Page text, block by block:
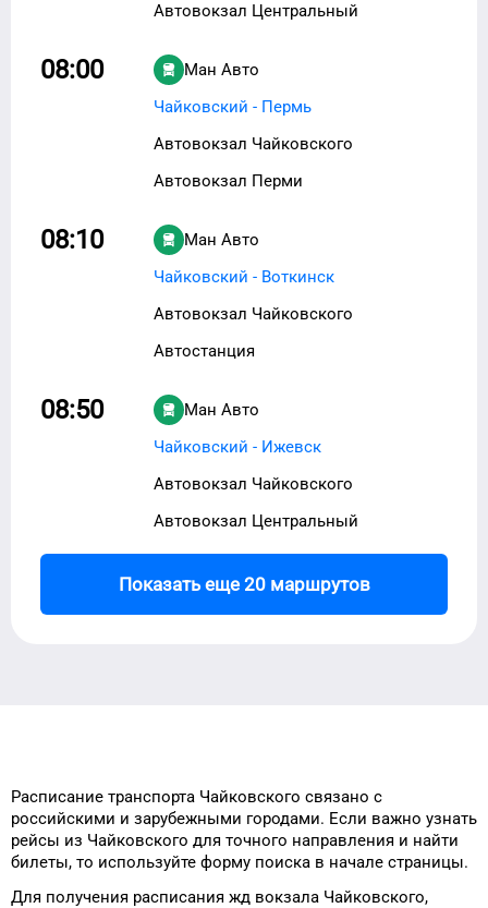
Автовокзал Центральный
08:00
Ман Авто
Чайковский - Пермь
Автовокзал Чайковского
Автовокзал Перми
08:10
Ман Авто
Чайковский - Воткинск
Автовокзал Чайковского
Автостанция
08:50
Ман Авто
Чайковский - Ижевск
Автовокзал Чайковского
Автовокзал Центральный
Показать еще 20 маршрутов
Расписание транспорта Чайковского связано с
российскими и зарубежными городами. Если важно узнать
рейсы из Чайковского для точного направления и найти
билеты, то используйте форму поиска в начале страницы.
Для получения расписания жд вокзала Чайковского,